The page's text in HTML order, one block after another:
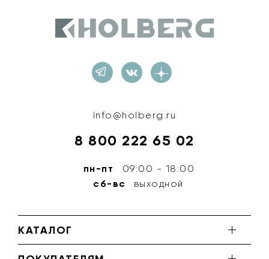
info@holberg.ru
8 800 222 65 02
пн-пт 09:00 - 18:00
сб-вс выходной
КАТАЛОГ